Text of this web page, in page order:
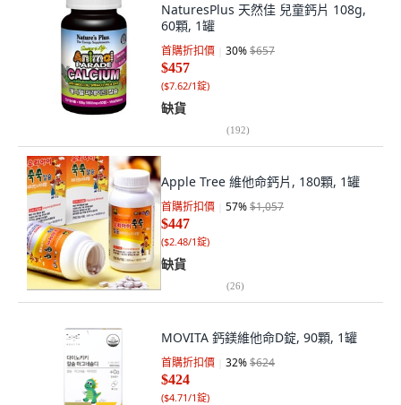
NaturesPlus 天然佳 兒童鈣片 108g,
60顆, 1罐
首購折扣價 30%$657
$457
($7.62/1錠)
缺貨
(192)
Apple Tree 維他命鈣片, 180顆, 1罐
首購折扣價 57%$1,057
$447
($2.48/1錠)
缺貨
(26)
MOVITA 鈣鎂維他命D錠, 90顆, 1罐
首購折扣價 32%$624
$424
($4.71/1錠)